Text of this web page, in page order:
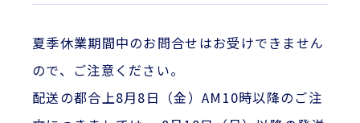
夏季休業期間中のお問合せはお受けできません
ので、ご注意ください。
配送の都合上8月8日（金）AM10時以降のご注